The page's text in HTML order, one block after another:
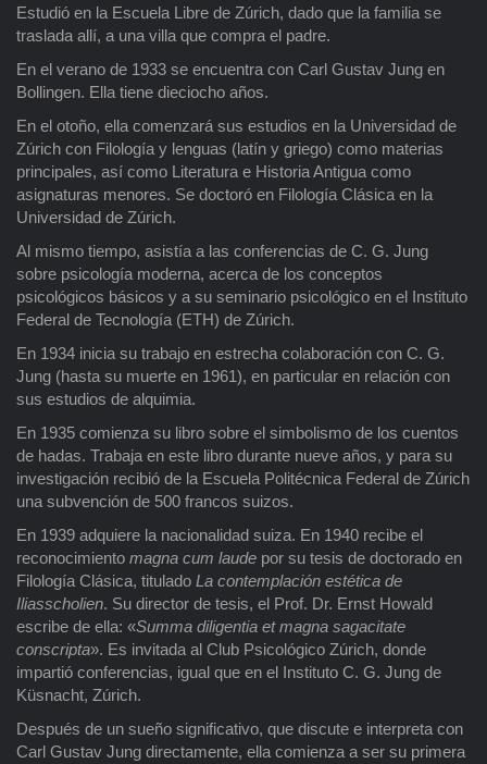
Estudió en la Escuela Libre de Zúrich, dado que la familia se
traslada allí, a una villa que compra el padre.
En el verano de 1933 se encuentra con Carl Gustav Jung en
Bollingen. Ella tiene dieciocho años.
En el otoño, ella comenzará sus estudios en la Universidad de
Zúrich con Filología y lenguas (latín y griego) como materias
principales, así como Literatura e Historia Antigua como
asignaturas menores. Se doctoró en Filología Clásica en la
Universidad de Zúrich.
Al mismo tiempo, asistía a las conferencias de C. G. Jung
sobre psicología moderna, acerca de los conceptos
psicológicos básicos y a su seminario psicológico en el Instituto
Federal de Tecnología (ETH) de Zúrich.
En 1934 inicia su trabajo en estrecha colaboración con C. G.
Jung (hasta su muerte en 1961), en particular en relación con
sus estudios de alquimia.
En 1935 comienza su libro sobre el simbolismo de los cuentos
de hadas. Trabaja en este libro durante nueve años, y para su
investigación recibió de la Escuela Politécnica Federal de Zúrich
una subvención de 500 francos suizos.
En 1939 adquiere la nacionalidad suiza. En 1940 recibe el
reconocimiento magna cum laude por su tesis de doctorado en
Filología Clásica, titulado La contemplación estética de
Iliasscholien. Su director de tesis, el Prof. Dr. Ernst Howald
escribe de ella: «Summa diligentia et magna sagacitate
conscripta». Es invitada al Club Psicológico Zúrich, donde
impartió conferencias, igual que en el Instituto C. G. Jung de
Küsnacht, Zúrich.
Después de un sueño significativo, que discute e interpreta con
Carl Gustav Jung directamente, ella comienza a ser su primera